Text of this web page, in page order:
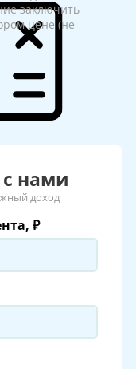
заключить
цене (не
нами
доход
₽